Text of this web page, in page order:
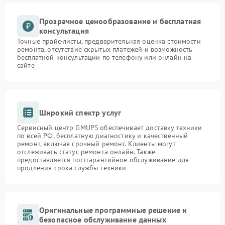
Прозрачное ценообразование и бесплатная
консультация
Точные прайс-листы, предварительная оценка стоимости
ремонта, отсутствие скрытых платежей и возможность
бесплатной консультации по телефону или онлайн на
сайте
Широкий спектр услуг
Сервисный центр GMUPS обеспечивает доставку техники
по всей РФ, бесплатную диагностику и качественный
ремонт, включая срочный ремонт. Клиенты могут
отслеживать статус ремонта онлайн. Также
предоставляется постгарантийное обслуживание для
продления срока службы техники
Оригинальные программные решение и
безопасное обслуживание данных